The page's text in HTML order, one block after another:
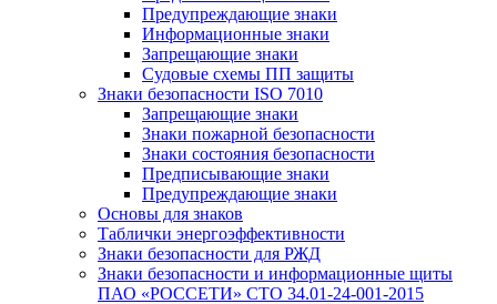
Предупреждающие знаки
Информационные знаки
Запрещающие знаки
Судовые схемы ПП защиты
Знаки безопасности ISO 7010
Запрещающие знаки
Знаки пожарной безопасности
Знаки состояния безопасности
Предписывающие знаки
Предупреждающие знаки
Основы для знаков
Таблички энергоэффективности
Знаки безопасности для РЖД
Знаки безопасности и информационные щиты
ПАО «РОССЕТИ» СТО 34.01-24-001-2015